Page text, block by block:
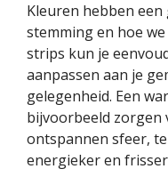
Kleuren hebben
stemming en hoe
strips kun je
aanpassen aan je
gelegenheid. Een
bijvoorbeeld zorgen
ontspannen sfeer,
energieker en